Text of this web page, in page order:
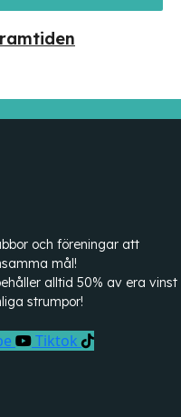
och föreningar att
mål!
alltid 50% av era vinst
strumpor!
Tiktok